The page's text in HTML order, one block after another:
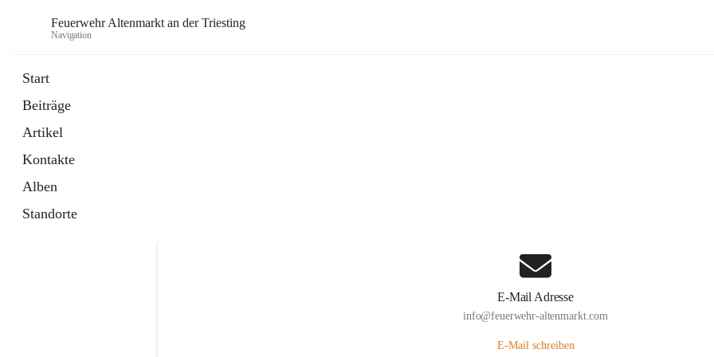
Feuerwehr Altenmarkt an der Triesting
Navigation
Start
Beiträge
Artikel
Kontakte
Alben
Standorte
E-Mail Adresse
info@feuerwehr-altenmarkt.com
E-Mail schreiben